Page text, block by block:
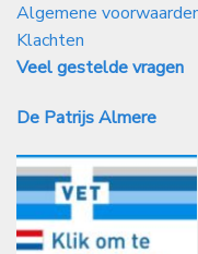
Algemene
Klachten
Veel gestelde vragen
De Patrijs Almere